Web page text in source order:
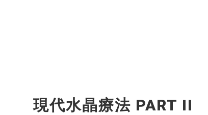
現代水晶療法 PART II